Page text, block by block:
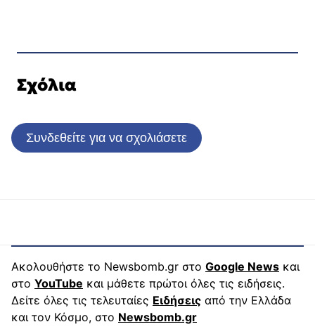
Σχόλια
Συνδεθείτε για να σχολιάσετε
Ακολουθήστε το Newsbomb.gr στο Google News και
στο YouTube και μάθετε πρώτοι όλες τις ειδήσεις.
Δείτε όλες τις τελευταίες Ειδήσεις από την Ελλάδα
και τον Κόσμο, στο Newsbomb.gr